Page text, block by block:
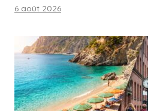
6 août 2026